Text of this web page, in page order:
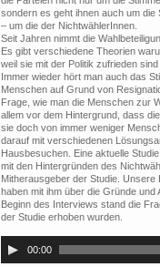
sondern es geht ihnen auch um die
– um die der NichtwählerInnen.
Seit Jahren nimmt die
Es gibt verschiedene Theorien
weil sie mit der Politik zufrieden
Immer wieder hört man auch das
Menschen auf Grund von
Frage, wie man die Menschen zur
allem vor dem Hintergrund, dass
sie doch von immer weniger
darauf mit verschiedenen
Hausbesuchen. Eine aktuelle
mit den Hintergründen des
Mitherausgeber der Studie.
haben mit ihm über die Gründe
Beginn des Interviews stand die
der Studie erhoben wurden.
00:00